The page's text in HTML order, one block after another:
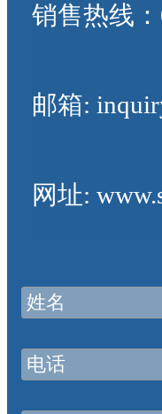
销售热线
邮箱:
网址: